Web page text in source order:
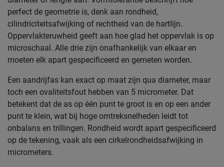
perfect de geometrie is, denk aan rondheid,
cilindriciteitsafwijking of rechtheid van de hartlijn.
Oppervlakteruwheid geeft aan hoe glad het oppervlak is op
microschaal. Alle drie zijn onafhankelijk van elkaar en
moeten elk apart gespecificeerd en gemeten worden.
Een aandrijfas kan exact op maat zijn qua diameter, maar
toch een ovaliteitsfout hebben van 5 micrometer. Dat
betekent dat de as op één punt te groot is en op een ander
punt te klein, wat bij hoge omtreksnelheden leidt tot
onbalans en trillingen. Rondheid wordt apart gespecificeerd
op de tekening, vaak als een cirkelrondheidsafwijking in
micrometers.